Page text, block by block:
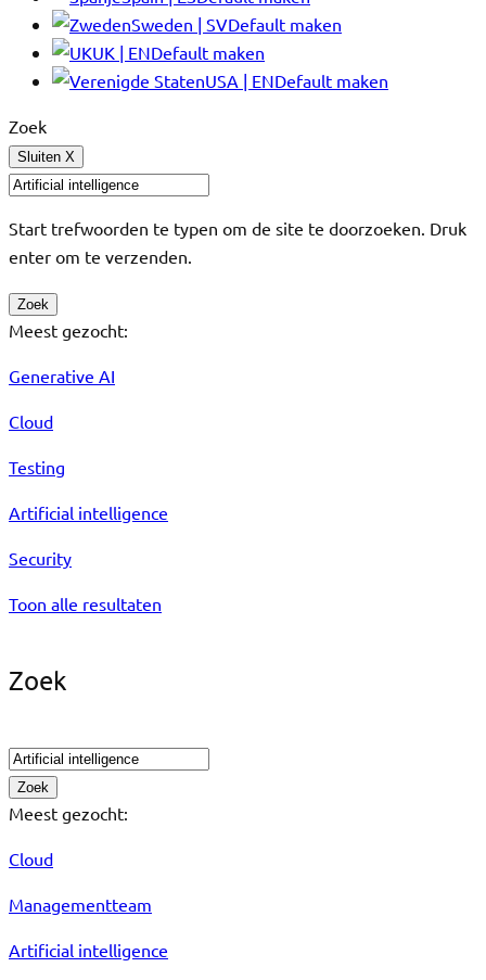
Sweden | SVDefault maken
UK | ENDefault maken
USA | ENDefault maken
Zoek
Sluiten X
Start trefwoorden te typen om de site te doorzoeken. Druk
enter om te verzenden.
Zoek
Meest gezocht:
Generative AI
Cloud
Testing
Artificial intelligence
Security
Toon alle resultaten
Zoek
Meest gezocht:
Cloud
Managementteam
Artificial intelligence